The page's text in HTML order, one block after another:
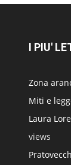
I PIU'
Zona
Miti e
Laura
views